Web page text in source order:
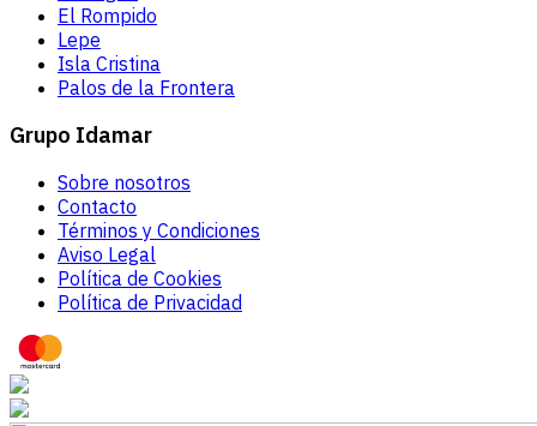
El Rompido
Lepe
Isla Cristina
Palos de la Frontera
Grupo Idamar
Sobre nosotros
Contacto
Términos y Condiciones
Aviso Legal
Política de Cookies
Política de Privacidad